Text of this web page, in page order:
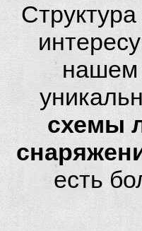
нашем
схемы
есть